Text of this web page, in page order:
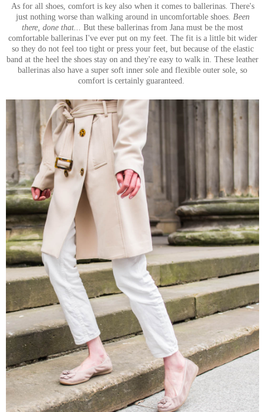
As for all shoes, comfort is key also when it comes to ballerinas. There's
just nothing worse than walking around in uncomfortable shoes. Been
there, done that... But these ballerinas from Jana must be the most
comfortable ballerinas I've ever put on my feet. The fit is a little bit wider
so they do not feel too tight or press your feet, but because of the elastic
band at the heel the shoes stay on and they're easy to walk in. These leather
ballerinas also have a super soft inner sole and flexible outer sole, so
comfort is certainly guaranteed.